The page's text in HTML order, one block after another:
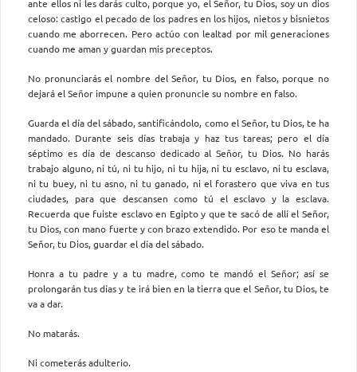
ante ellos ni les darás culto, porque yo, el Señor, tu Dios, soy un dios
celoso: castigo el pecado de los padres en los hijos, nietos y bisnietos
cuando me aborrecen. Pero actúo con lealtad por mil generaciones
cuando me aman y guardan mis preceptos.
No pronunciarás el nombre del Señor, tu Dios, en falso, porque no
dejará el Señor impune a quien pronuncie su nombre en falso.
Guarda el día del sábado, santificándolo, como el Señor, tu Dios, te ha
mandado. Durante seis días trabaja y haz tus tareas; pero el día
séptimo es día de descanso dedicado al Señor, tu Dios. No harás
trabajo alguno, ni tú, ni tu hijo, ni tu hija, ni tu esclavo, ni tu esclava,
ni tu buey, ni tu asno, ni tu ganado, ni el forastero que viva en tus
ciudades, para que descansen como tú el esclavo y la esclava.
Recuerda que fuiste esclavo en Egipto y que te sacó de allí el Señor,
tu Dios, con mano fuerte y con brazo extendido. Por eso te manda el
Señor, tu Dios, guardar el día del sábado.
Honra a tu padre y a tu madre, como te mandó el Señor; así se
prolongarán tus días y te irá bien en la tierra que el Señor, tu Dios, te
va a dar.
No matarás.
Ni cometerás adulterio.